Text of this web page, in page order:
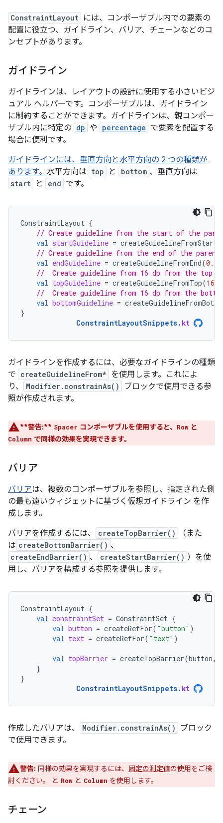
ConstraintLayout には、コンポーザブル内での要素の
配置に役立つ、ガイドライン、バリア、チェーンなどのコ
ンセプトがあります。
ガイドライン
ガイドラインは、レイアウトの設計に使用する小さいビジ
ュアル ヘルパーです。コンポーザブルは、ガイドライン
に制約することができます。ガイドラインは、親コンポー
ザブル内に特定の dp や percentage で要素を配置する
場合に便利です。
ガイドラインには、垂直方向と水平方向の 2 つの種類が
あります。 水平方向は top と bottom 、垂直方向は
start と end です。
ConstraintLayout {
// Create guideline from the start of the
val startGuideline = createGuidelineFromStart
// Create guideline from the end of the parent
val endGuideline = createGuidelineFromEnd(0.1f
//  Create guideline from 16 dp from the top
val topGuideline = createGuidelineFromTop(16.
//  Create guideline from 16 dp from the
val bottomGuideline =
}
ConstraintLayoutSnippets. kt
ガイドラインを作成するには、必要なガイドラインの種類
で createGuidelineFrom* を使用します。これによ
り、
Modifier.constrainAs()
ブロックで使用できる参
照が作成されます。
**警告:** Spacer コンポーザブルを使用すると、 Row と
Column で同様の効果を実現できます。
バリア
バリアは、複数のコンポーザブルを参照し、指定された側
の最も遠いウィジェットに基づく仮想ガイドライン を作
成します。
バリアを作成するには、
createTopBarrier()
（また
は createBottomBarrier() 、
createEndBarrier() 、 createStartBarrier() ）を使
用し、バリアを構成する参照を提供します。
ConstraintLayout {
val constraintSet = ConstraintSet {
val button = createRefFor( "button" )
val text = createRefFor( "text" )
val topBarrier = createTopBarrier(button,
}
}
ConstraintLayoutSnippets. kt
作成したバリアは、 Modifier.constrainAs()
ブロック
で使用できます。
警告: 同様の効果を実現するには、 固定の測定値の使用をご検
討ください。 と Row と Column を使用します。
チェーン